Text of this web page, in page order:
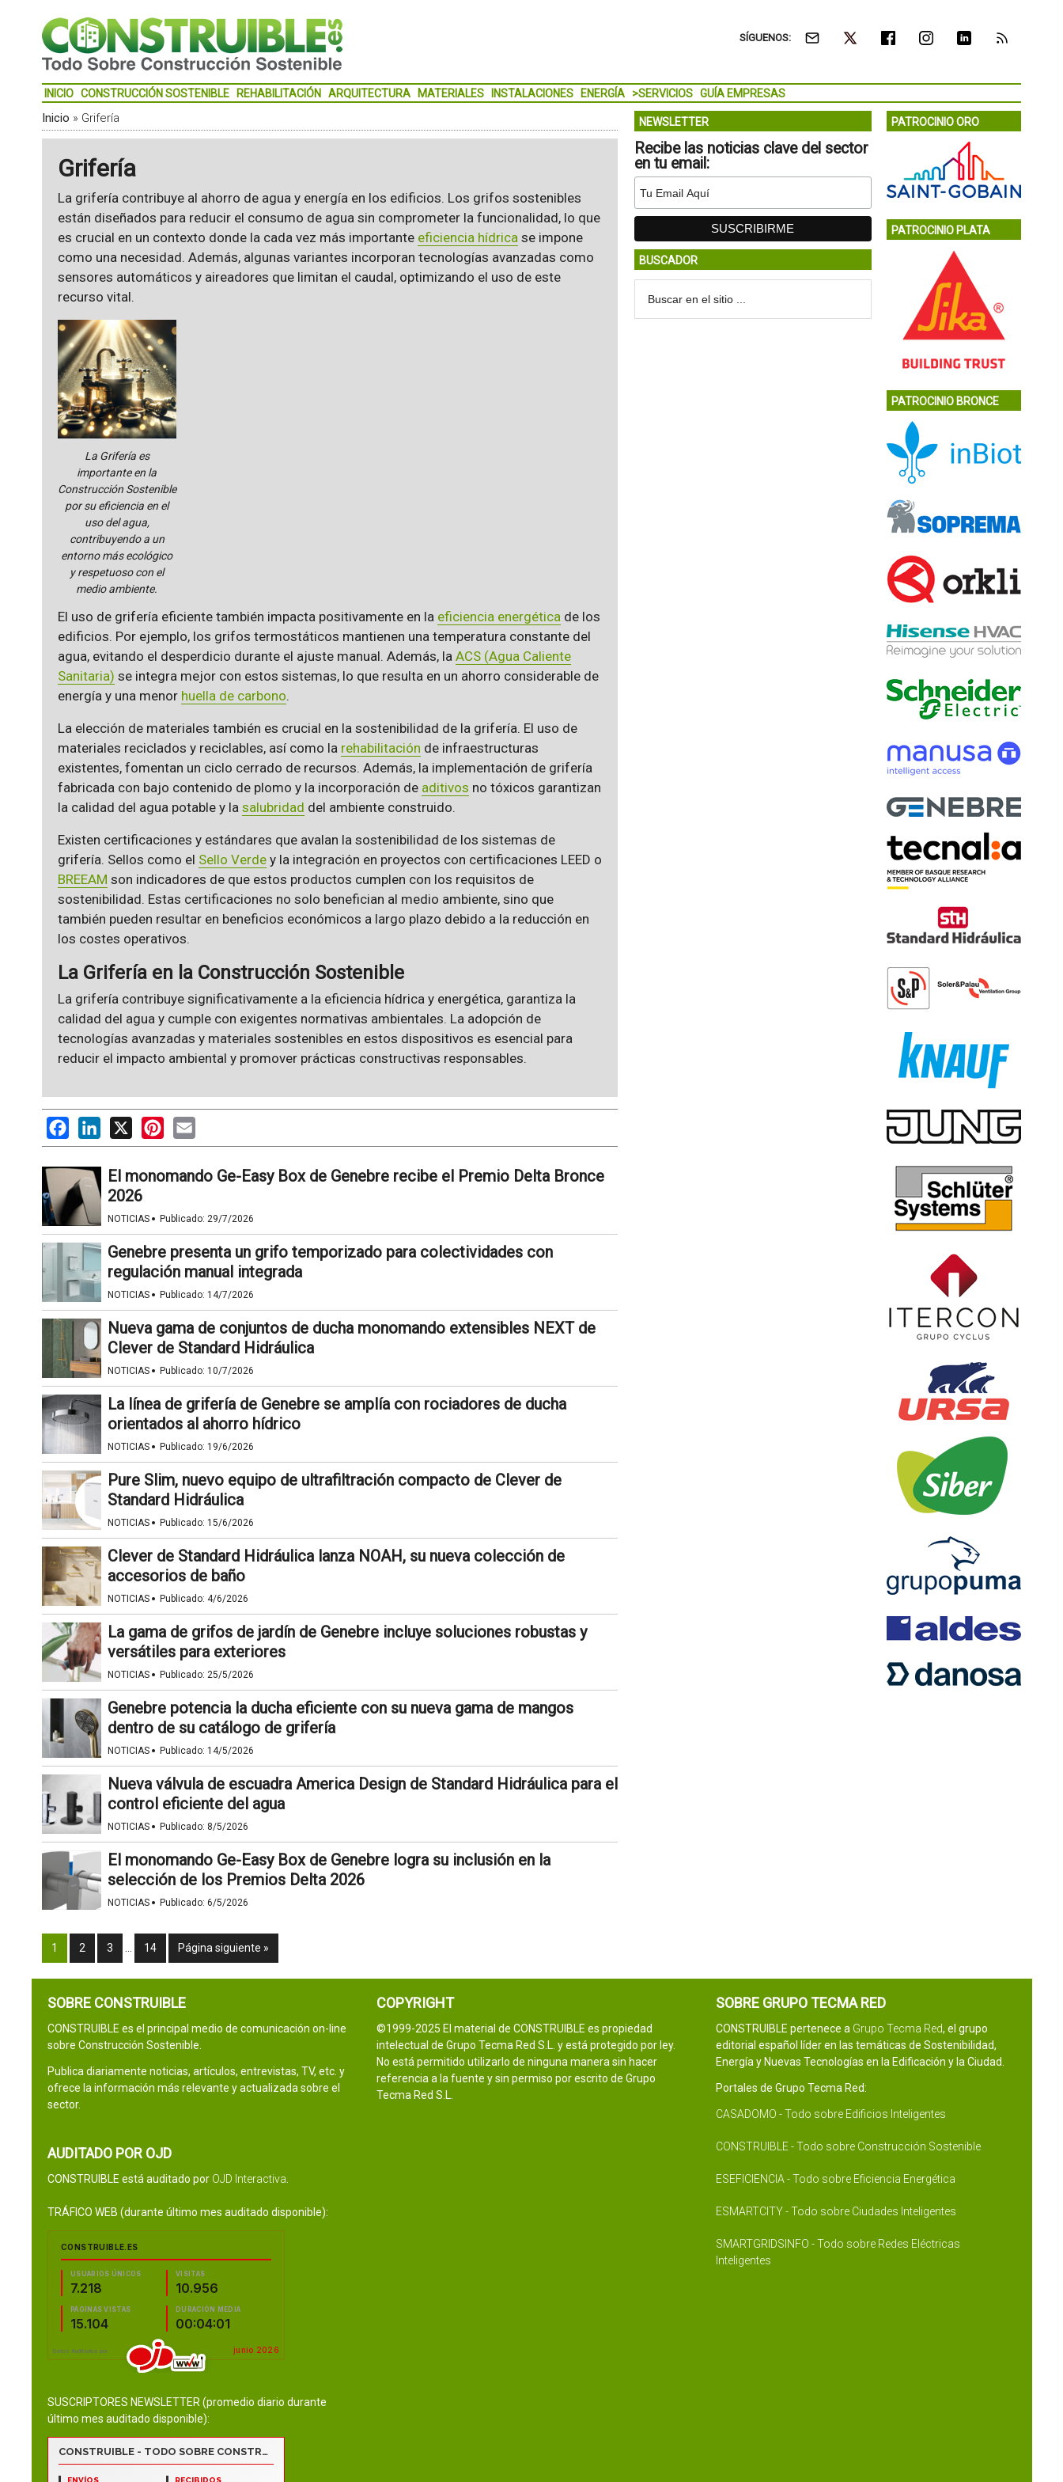
SÍGUENOS:
INICIO CONSTRUCCIÓN SOSTENIBLE REHABILITACIÓN ARQUITECTURA MATERIALES INSTALACIONES ENERGÍA >SERVICIOS GUÍA EMPRESAS
Inicio » Grifería
Grifería
La grifería contribuye al ahorro de agua y energía en los edificios. Los grifos sostenibles
están diseñados para reducir el consumo de agua sin comprometer la funcionalidad, lo que
es crucial en un contexto donde la cada vez más importante eficiencia hídricase impone
como una necesidad. Además, algunas variantes incorporan tecnologías avanzadas como
sensores automáticos y aireadores que limitan el caudal, optimizando el uso de este
recurso vital.
La Grifería es
importante en la
Construcción Sostenible
por su eficiencia en el
uso del agua,
contribuyendo a un
entorno más ecológico
y respetuoso con el
medio ambiente.
El uso de grifería eficiente también impacta positivamente en la eficiencia energéticade los
edificios. Por ejemplo, los grifos termostáticos mantienen una temperatura constante del
agua, evitando el desperdicio durante el ajuste manual. Además, la ACS (Agua Caliente
Sanitaria) se integra mejor con estos sistemas, lo que resulta en un ahorro considerable de
energía y una menor huella de carbono.
La elección de materiales también es crucial en la sostenibilidad de la grifería. El uso de
materiales reciclados y reciclables, así como la rehabilitación de infraestructuras
existentes, fomentan un ciclo cerrado de recursos. Además, la implementación de grifería
fabricada con bajo contenido de plomo y la incorporación de aditivos no tóxicos garantizan
la calidad del agua potable y la salubridad del ambiente construido.
Existen certificaciones y estándares que avalan la sostenibilidad de los sistemas de
grifería. Sellos como el Sello Verdey la integración en proyectos con certificaciones LEED o
BREEAM son indicadores de que estos productos cumplen con los requisitos de
sostenibilidad. Estas certificaciones no solo benefician al medio ambiente, sino que
también pueden resultar en beneficios económicos a largo plazo debido a la reducción en
los costes operativos.
La Grifería en la Construcción Sostenible
La grifería contribuye significativamente a la eficiencia hídrica y energética, garantiza la
calidad del agua y cumple con exigentes normativas ambientales. La adopción de
tecnologías avanzadas y materiales sostenibles en estos dispositivos es esencial para
reducir el impacto ambiental y promover prácticas constructivas responsables.
FacebookLinkedIn
X PinterestEmail
El monomando Ge-Easy Box de Genebre recibe el Premio Delta Bronce
2026
NOTICIAS · Publicado: 29/7/2026
Genebre presenta un grifo temporizado para colectividades con
regulación manual integrada
NOTICIAS · Publicado: 14/7/2026
Nueva gama de conjuntos de ducha monomando extensibles NEXT de
Clever de Standard Hidráulica
NOTICIAS · Publicado: 10/7/2026
La línea de grifería de Genebre se amplía con rociadores de ducha
orientados al ahorro hídrico
NOTICIAS · Publicado: 19/6/2026
Pure Slim, nuevo equipo de ultrafiltración compacto de Clever de
Standard Hidráulica
NOTICIAS · Publicado: 15/6/2026
Clever de Standard Hidráulica lanza NOAH, su nueva colección de
accesorios de baño
NOTICIAS · Publicado: 4/6/2026
La gama de grifos de jardín de Genebre incluye soluciones robustas y
versátiles para exteriores
NOTICIAS · Publicado: 25/5/2026
Genebre potencia la ducha eficiente con su nueva gama de mangos
dentro de su catálogo de grifería
NOTICIAS · Publicado: 14/5/2026
Nueva válvula de escuadra America Design de Standard Hidráulica para el
control eficiente del agua
NOTICIAS · Publicado: 8/5/2026
El monomando Ge-Easy Box de Genebre logra su inclusión en la
selección de los Premios Delta 2026
NOTICIAS · Publicado: 6/5/2026
1 2 3 14 Página siguiente »
NEWSLETTER
Recibe las noticias clave del sector
en tu email:
BUSCADOR
PATROCINIO ORO
PATROCINIO PLATA
PATROCINIO BRONCE
SOBRE CONSTRUIBLE
CONSTRUIBLE es el principal medio de comunicación on-line
sobre Construcción Sostenible.
Publica diariamente noticias, artículos, entrevistas, TV, etc. y
ofrece la información más relevante y actualizada sobre el
sector.
AUDITADO POR OJD
CONSTRUIBLE está auditado por OJD Interactiva
TRÁFICO WEB (durante último mes auditado disponible):
SUSCRIPTORES NEWSLETTER (promedio diario durante
último mes auditado disponible):
COPYRIGHT
©1999-2025 El material de CONSTRUIBLE es propiedad
intelectual de Grupo Tecma Red S.L. y está protegido por ley.
No está permitido utilizarlo de ninguna manera sin hacer
referencia a la fuente y sin permiso por escrito de Grupo
Tecma Red S.L.
SOBRE GRUPO TECMA RED
CONSTRUIBLE pertenece a Grupo Tecma Red, el grupo
editorial español líder en las temáticas de Sostenibilidad,
Energía y Nuevas Tecnologías en la Edificación y la Ciudad.
Portales de Grupo Tecma Red:
CASADOMO - Todo sobre Edificios Inteligentes
CONSTRUIBLE - Todo sobre Construcción Sostenible
ESEFICIENCIA - Todo sobre Eficiencia Energética
ESMARTCITY - Todo sobre Ciudades Inteligentes
SMARTGRIDSINFO - Todo sobre Redes Eléctricas
Inteligentes